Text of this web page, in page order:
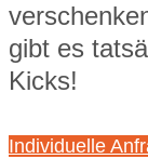
gibt es
Kicks!
Individuelle